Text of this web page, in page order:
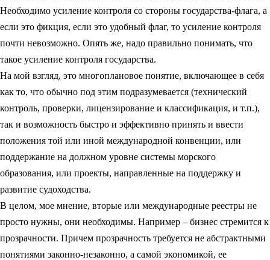
Необходимо усиление контроля со стороны государства-флага, а
если это фикция, если это удобный флаг, то усиление контроля
почти невозможно. Опять же, надо правильно понимать, что
такое усиление контроля государства.
На мой взгляд, это многоплановое понятие, включающее в себя
как то, что обычно под этим подразумевается (технический
контроль, проверки, лицензирование и классификация, и т.п.),
так и возможность быстро и эффективно принять и ввести
положения той или иной международной конвенции, или
поддержание на должном уровне системы морского
образования, или проекты, направленные на поддержку и
развитие судоходства.
В целом, мое мнение, вторые или международные реестры не
просто нужны, они необходимы. Например – бизнес стремится к
прозрачности. Причем прозрачность требуется не абстрактными
понятиями законно-незаконно, а самой экономикой, ее